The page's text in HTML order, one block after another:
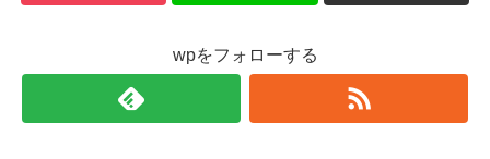
wpをフォローする